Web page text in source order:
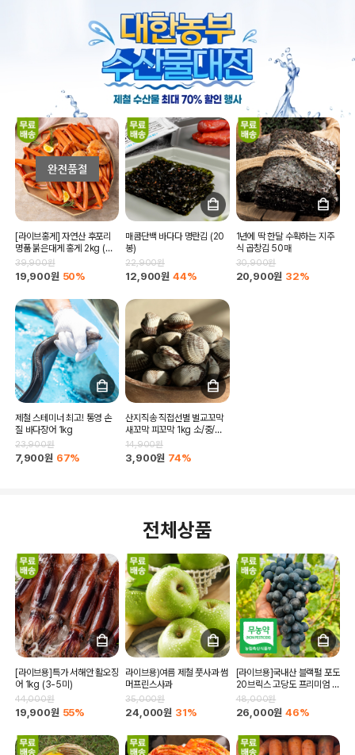
[라이브홍게] 자연산 후포리
명품 붉은대게 홍게 2kg (실
중량)(자숙전4kg)
39,900원
19,900원 50%
매콤단백 바다다 명란김 (20
봉)
22,900원
12,900원 44%
1년에 딱 한달 수확하는 지주
식 곱창김 50매
30,900원
20,900원 32%
제철 스테미너 최고! 통영 손
질 바다장어 1kg
23,900원
7,900원 67%
산지직송 직접선별 벌교꼬막
새꼬막 피꼬막 1kg 소/중/상/
대/특대/혼합
14,900원
3,900원 74%
전체상품
[라이브용]특가 서해안 활오징
어 1kg (3-5미)
44,000원
19,900원 55%
라이브용)여름 제철 풋사과 썸
머프린스사과
35,000원
24,000원 31%
[라이브용]국내산 블랙펄 포도
20브릭스 고당도 프리미엄 포
도
48,000원
26,000원 46%